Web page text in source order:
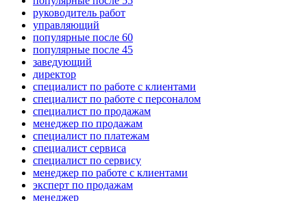
руководитель работ
управляющий
популярные после 60
популярные после 45
заведующий
директор
специалист по работе с клиентами
специалист по работе с персоналом
специалист по продажам
менеджер по продажам
специалист по платежам
специалист сервиса
специалист по сервису
менеджер по работе с клиентами
эксперт по продажам
менеджер